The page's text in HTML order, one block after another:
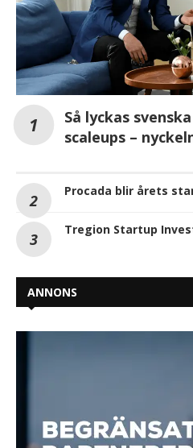
Så lyckas
scaleups –
Procada blir årets
Tregion Startup
ANNONS